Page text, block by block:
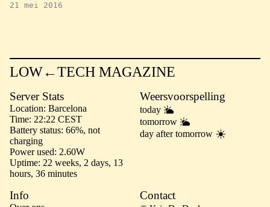
21 mei 2016
LOW←TECH MAGAZINE
Server Stats
Location Barcelona
Time 22:22 CEST
Battery status 66%, not
charging
Power used 2.60W
Uptime 22 weeks, 2 days, 13
hours, 36 minutes
Weersvoorspelling
today
tomorrow
day after tomorrow
Info Contact